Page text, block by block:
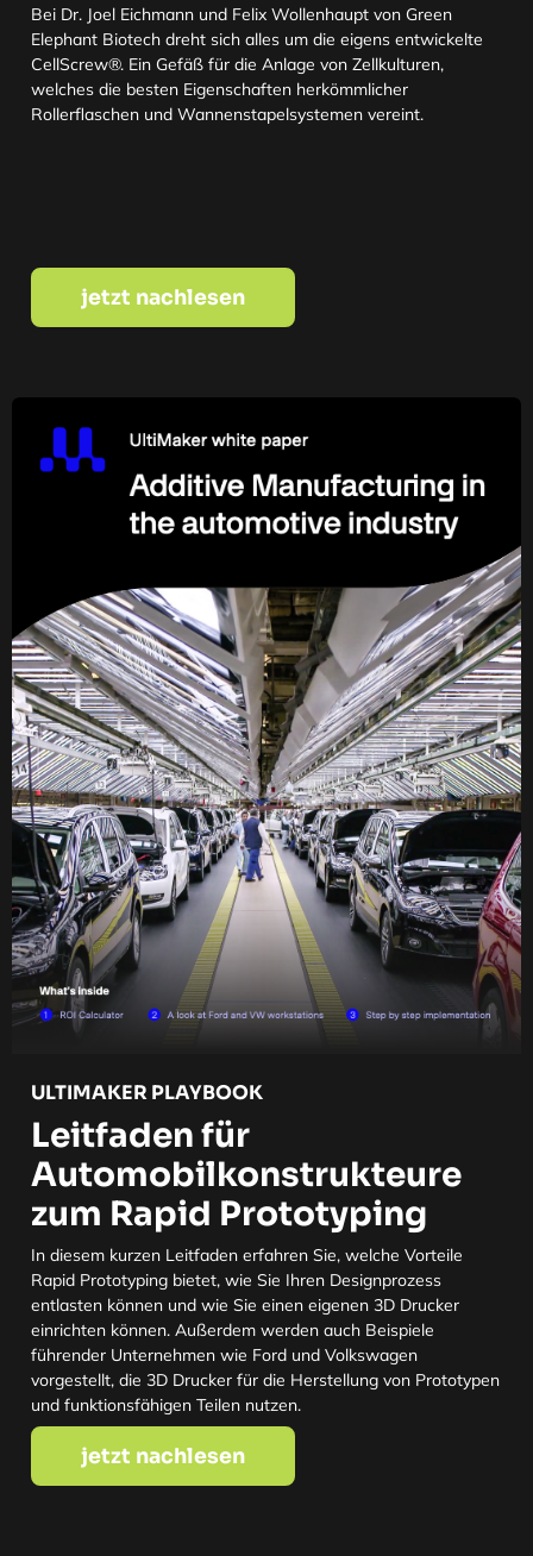
Bei Dr. Joel Eichmann und Felix Wollenhaupt von Green
Elephant Biotech dreht sich alles um die eigens entwickelte
CellScrew®. Ein Gefäß für die Anlage von Zellkulturen,
welches die besten Eigenschaften herkömmlicher
Rollerflaschen und Wannenstapelsystemen vereint.
jetzt nachlesen
ULTIMAKER PLAYBOOK
Leitfaden für
Automobilkonstrukteure
zum Rapid Prototyping
In diesem kurzen Leitfaden erfahren Sie, welche Vorteile
Rapid Prototyping bietet, wie Sie Ihren Designprozess
entlasten können und wie Sie einen eigenen 3D Drucker
einrichten können. Außerdem werden auch Beispiele
führender Unternehmen wie Ford und Volkswagen
vorgestellt, die 3D Drucker für die Herstellung von Prototypen
und funktionsfähigen Teilen nutzen.
jetzt nachlesen